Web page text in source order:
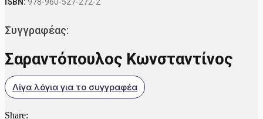
Συγγραφέας:
Σαραντόπουλος Κωνσταντίνος
Λίγα λόγια για το συγγραφέα
Share: